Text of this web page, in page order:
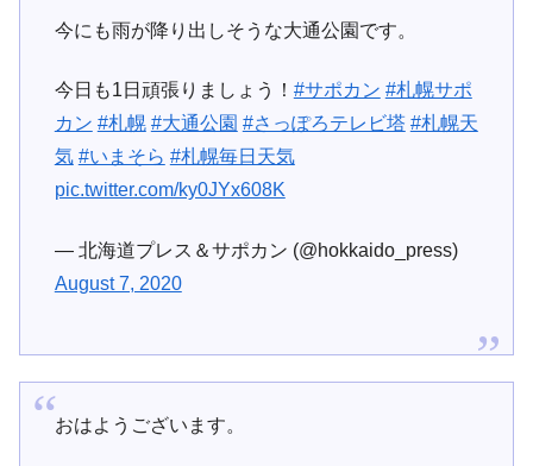
今にも雨が降り出しそうな大通公園です。
今日も1日頑張りましょう！ #サポカン #札幌サポ
カン #札幌 #大通公園 #さっぽろテレビ塔 #札幌天
気 #いまそら #札幌毎日天気
pic.twitter.com/ky0JYx608K
— 北海道プレス＆サポカン (@hokkaido_press)
August 7, 2020
おはようございます。